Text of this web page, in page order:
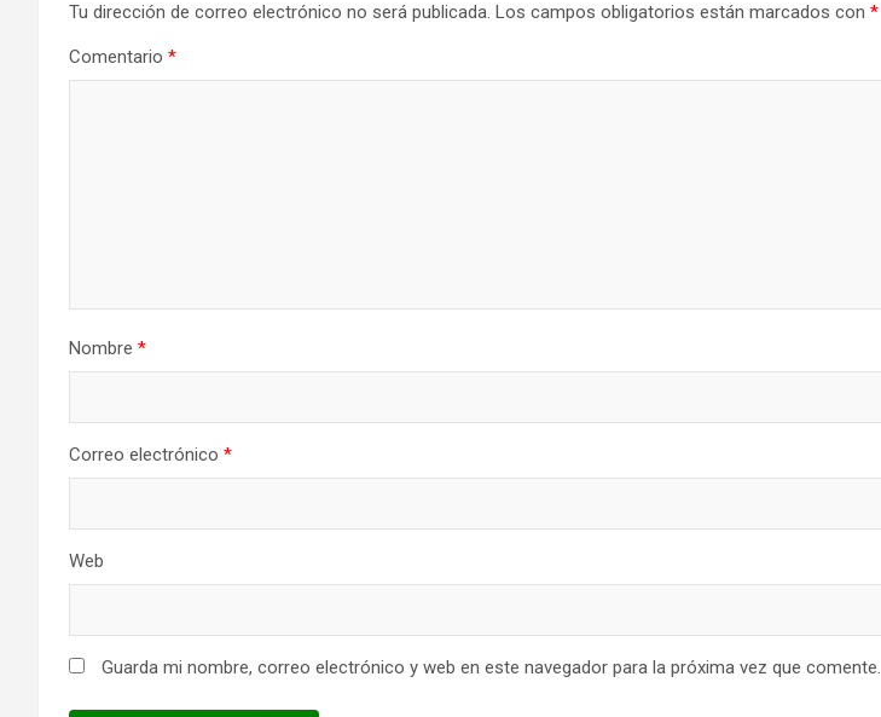
Tu dirección de correo electrónico no será publicada. Los campos obligatorios están marcados con *
Comentario *
Nombre *
Correo electrónico *
Web
Guarda mi nombre, correo electrónico y web en este navegador para la próxima vez que comente.